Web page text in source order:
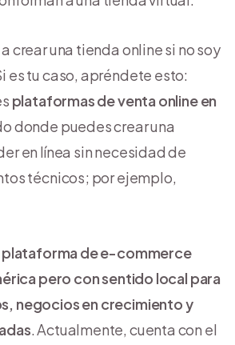
crear una tienda online si no soy
es tu caso, apréndete esto:
plataformas de venta online en
donde puedes crear una
en línea sin necesidad de
técnicos; por ejemplo,
plataforma de e-commerce
pero con sentido local para
negocios en crecimiento y
. Actualmente, cuenta con el